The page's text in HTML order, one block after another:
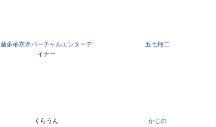
藤多柚衣＠バーチャルエンターテ
イナー
五七翔二
くらうん かじの